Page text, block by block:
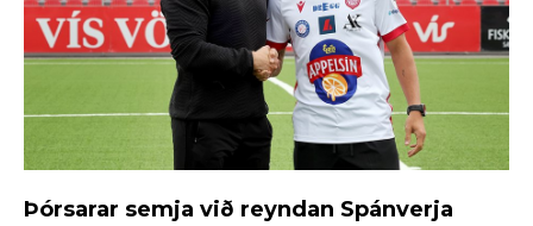
Þórsarar semja við reyndan Spánverja